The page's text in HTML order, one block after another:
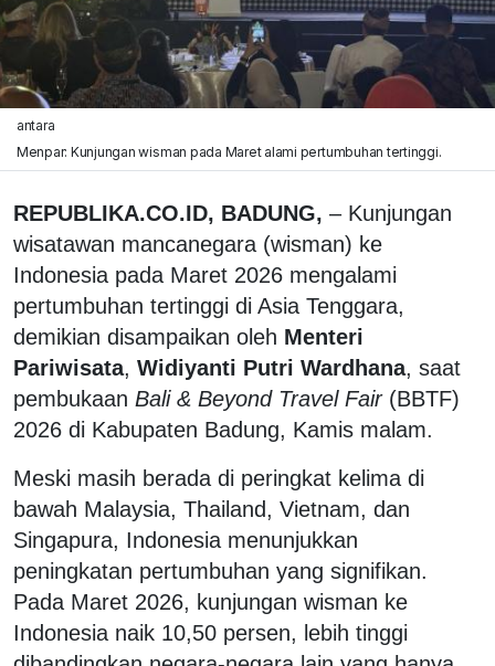
antara
Menpar: Kunjungan wisman pada Maret alami pertumbuhan tertinggi.
REPUBLIKA.CO.ID, BADUNG, – Kunjungan
wisatawan mancanegara (wisman) ke
Indonesia pada Maret 2026 mengalami
pertumbuhan tertinggi di Asia Tenggara,
demikian disampaikan oleh Menteri
Pariwisata, Widiyanti Putri Wardhana, saat
pembukaan Bali & Beyond Travel Fair(BBTF)
2026 di Kabupaten Badung, Kamis malam.
Meski masih berada di peringkat kelima di
bawah Malaysia, Thailand, Vietnam, dan
Singapura, Indonesia menunjukkan
peningkatan pertumbuhan yang signifikan.
Pada Maret 2026, kunjungan wisman ke
Indonesia naik 10,50 persen, lebih tinggi